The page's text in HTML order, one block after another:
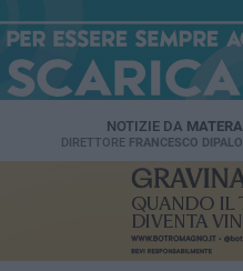
NOTIZIE DA MATERA
DIRETTORE FRANCESCO DIPALO